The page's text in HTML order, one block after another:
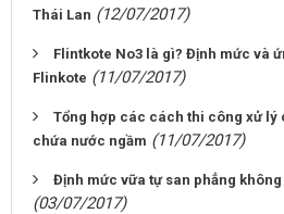
Thái Lan (12/07/2017)
Flintkote No3 là gì? Định mức và
Flinkote (11/07/2017)
Tổng hợp các cách thi công xử lý
chứa nước ngầm (11/07/2017)
Định mức vữa tự san phẳng
(03/07/2017)